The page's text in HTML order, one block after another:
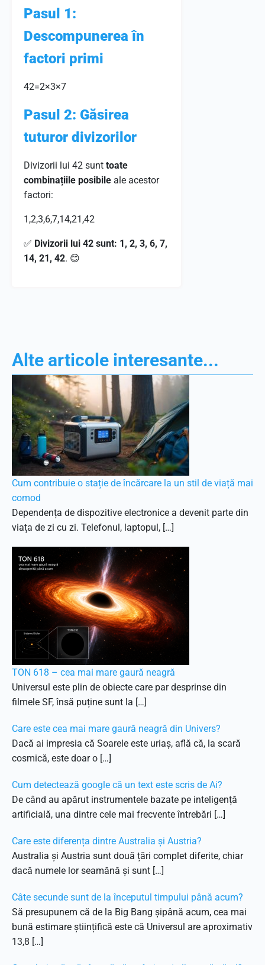
Pasul 1:
Descompunerea în
factori primi
42=2×3×7
Pasul 2: Găsirea
tuturor divizorilor
Divizorii lui 42 sunt toate
combinațiile posibile ale acestor
factori:
1 ,2,3,6,7,14,21 ,42
✅ Divizorii lui 42 sunt: 1, 2, 3, 6, 7,
14, 21, 42. 😊
Alte articole interesante...
Cum contribuie o stație de încărcare la un stil de viață mai
comod
Dependența de dispozitive electronice a devenit parte din
viața de zi cu zi. Telefonul, laptopul, […]
TON 618 – cea mai mare gaură neagră
Universul este plin de obiecte care par desprinse din
filmele SF, însă puține sunt la […]
Care este cea mai mare gaură neagră din Univers?
Dacă ai impresia că Soarele este uriaș, află că, la scară
cosmică, este doar o […]
Cum detectează google că un text este scris de Ai?
De când au apărut instrumentele bazate pe inteligență
artificială, una dintre cele mai frecvente întrebări […]
Care este diferența dintre Australia și Austria?
Australia și Austria sunt două țări complet diferite, chiar
dacă numele lor seamănă și sunt […]
Câte secunde sunt de la începutul timpului până acum?
Să presupunem că de la Big Bang șipână acum, cea mai
bună estimare științifică este că Universul are aproximativ
13,8 […]